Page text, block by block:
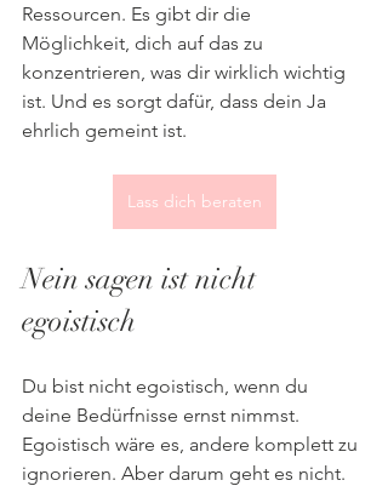
Ressourcen. Es gibt dir die
Möglichkeit, dich auf das zu
konzentrieren, was dir wirklich wichtig
ist. Und es sorgt dafür, dass dein Ja
ehrlich gemeint ist.
Lass dich beraten
Nein sagen ist nicht
egoistisch
Du bist nicht egoistisch, wenn du
deine Bedürfnisse ernst nimmst.
Egoistisch wäre es, andere komplett zu
ignorieren. Aber darum geht es nicht.